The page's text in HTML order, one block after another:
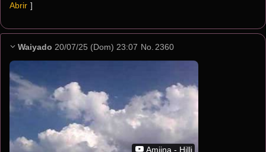
Abrir ]
Waiyado 20/07/25 (Dom) 23:07 No. 2360
Amiina - Hilli